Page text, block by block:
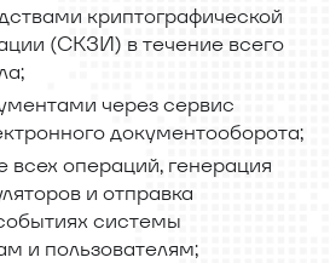
криптографической
(СКЗИ) в течение всего
через сервис
документооборота;
всех операций, генерация
и отправка
системы
и пользователям;